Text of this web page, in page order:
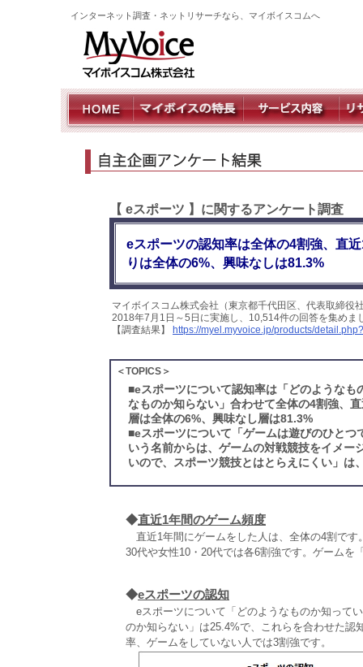
インターネット調査・ネットリサーチなら、マイボイスコムへ
【 eスポーツ 】に関するアンケート調査
eスポーツの認知率は全体の4割強、直
りは全体の6%、興味なしは81.3%
マイボイスコム株式会社（東京都千代田区、代表取締役
2018年7月1日～5日に実施し、10,514件の回答を集めま
【調査結果】
https://myel.myvoice.jp/products/
＜TOPICS＞
■eスポーツについて認知率は「どのような
なものか知らない」合わせて全体の4割強、
層は全体の6%、興味なし層は81.3%
■eスポーツについて「ゲームは遊びのひと
いう名前からは、ゲームの対戦競技をイメー
いので、スポーツ競技とはとらえにくい」は
◆直近1年間のゲーム頻度
直近1年間にゲームをした人は、全体の4割です
30代や女性10・20代では各6割強です。ゲームを
◆eスポーツの認知
eスポーツについて「どのようなものか知って
のか知らない」は25.4%で、これらを合わせた認
率、ゲームをしていない人では3割強です。